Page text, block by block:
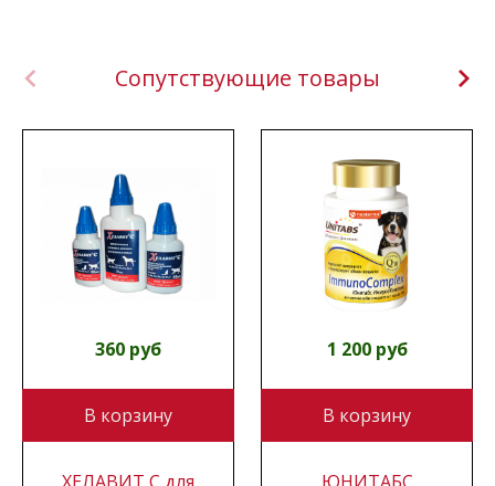
Сопутствующие товары
360 руб
В корзину
1 200 руб
В корзину